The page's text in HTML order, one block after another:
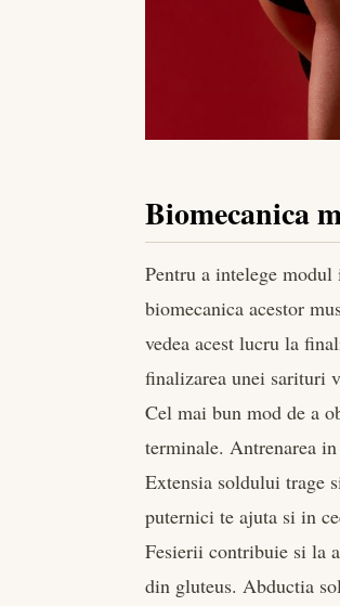
Biomecanica
Pentru a intelege
biomecanica acestor
vedea acest lucru la
finalizarea unei sarituri
Cel mai bun mod de a
terminale. Antrenarea
Extensia soldului trage
puternici te ajuta si in
Fesierii contribuie si la
din gluteus. Abductia